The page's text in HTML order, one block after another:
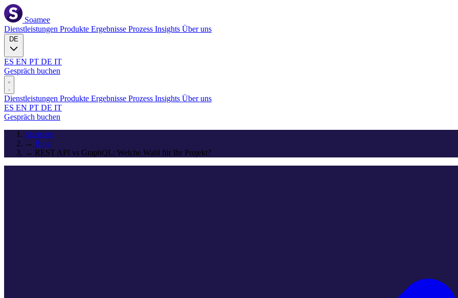
Soamee
Dienstleistungen Produkte Ergebnisse Prozess Insights Über uns
ES EN PT DE IT
Gespräch buchen
Dienstleistungen Produkte Ergebnisse Prozess Insights Über uns
ES EN PT DE IT
Gespräch buchen
Startseite
→ Blog
→ REST API vs GraphQL: Welche Wahl für Ihr Projekt?